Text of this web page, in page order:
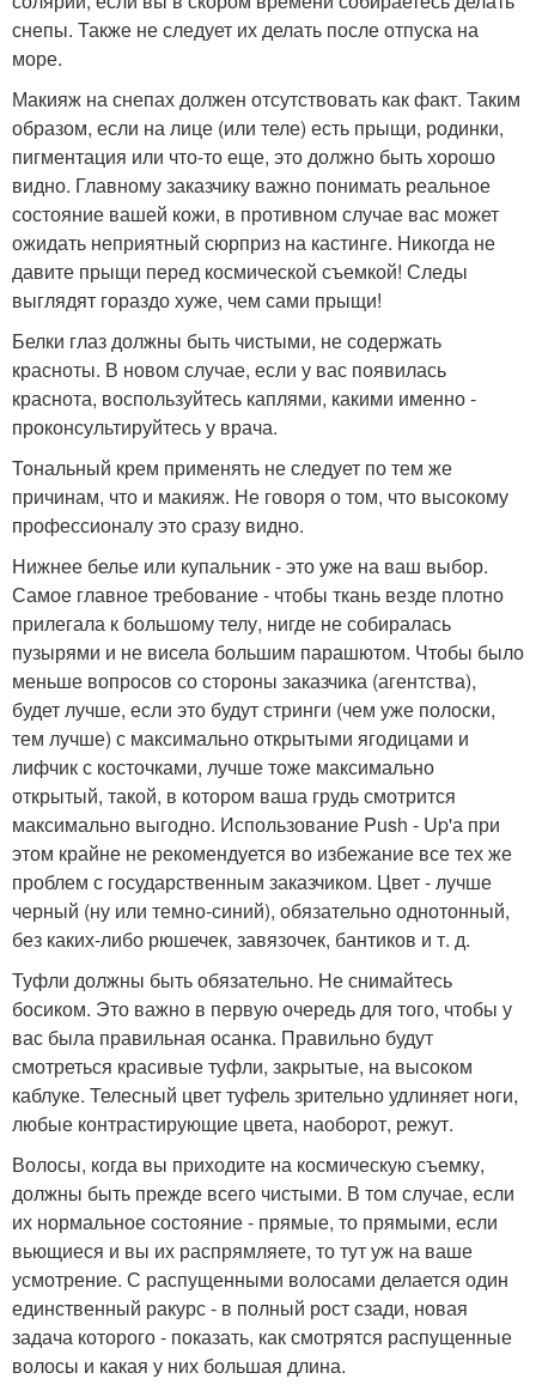
снепы. Также не следует их делать после отпуска на
море.
Макияж на снепах должен отсутствовать как факт. Таким
образом, если на лице (или теле) есть прыщи, родинки,
пигментация или что-то еще, это должно быть хорошо
видно. Главному заказчику важно понимать реальное
состояние вашей кожи, в противном случае вас может
ожидать неприятный сюрприз на кастинге. Никогда не
давите прыщи перед космической съемкой! Следы
выглядят гораздо хуже, чем сами прыщи!
Белки глаз должны быть чистыми, не содержать
красноты. В новом случае, если у вас появилась
краснота, воспользуйтесь каплями, какими именно -
проконсультируйтесь у врача.
Тональный крем применять не следует по тем же
причинам, что и макияж. Не говоря о том, что высокому
профессионалу это сразу видно.
Нижнее белье или купальник - это уже на ваш выбор.
Самое главное требование - чтобы ткань везде плотно
прилегала к большому телу, нигде не собиралась
пузырями и не висела большим парашютом. Чтобы было
меньше вопросов со стороны заказчика (агентства),
будет лучше, если это будут стринги (чем уже полоски,
тем лучше) с максимально открытыми ягодицами и
лифчик с косточками, лучше тоже максимально
открытый, такой, в котором ваша грудь смотрится
максимально выгодно. Использование Push - Up'а при
этом крайне не рекомендуется во избежание все тех же
проблем с государственным заказчиком. Цвет - лучше
черный (ну или темно-синий), обязательно однотонный,
без каких-либо рюшечек, завязочек, бантиков и т. д.
Туфли должны быть обязательно. Не снимайтесь
босиком. Это важно в первую очередь для того, чтобы у
вас была правильная осанка. Правильно будут
смотреться красивые туфли, закрытые, на высоком
каблуке. Телесный цвет туфель зрительно удлиняет ноги,
любые контрастирующие цвета, наоборот, режут.
Волосы, когда вы приходите на космическую съемку,
должны быть прежде всего чистыми. В том случае, если
их нормальное состояние - прямые, то прямыми, если
вьющиеся и вы их распрямляете, то тут уж на ваше
усмотрение. С распущенными волосами делается один
единственный ракурс - в полный рост сзади, новая
задача которого - показать, как смотрятся распущенные
волосы и какая у них большая длина.